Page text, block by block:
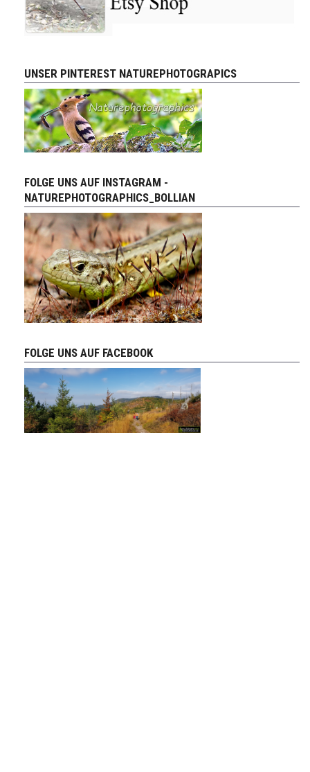
UNSER PINTEREST NATUREPHOTOGRAPICS
FOLGE UNS AUF INSTAGRAM -
NATUREPHOTOGRAPHICS_BOLLIAN
FOLGE UNS AUF FACEBOOK